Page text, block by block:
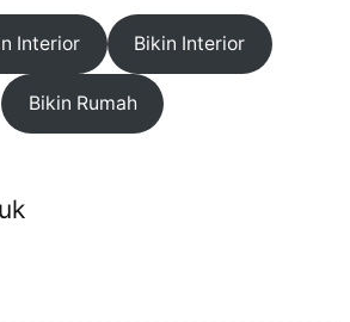
Interior Bikin Interior
Bikin Rumah